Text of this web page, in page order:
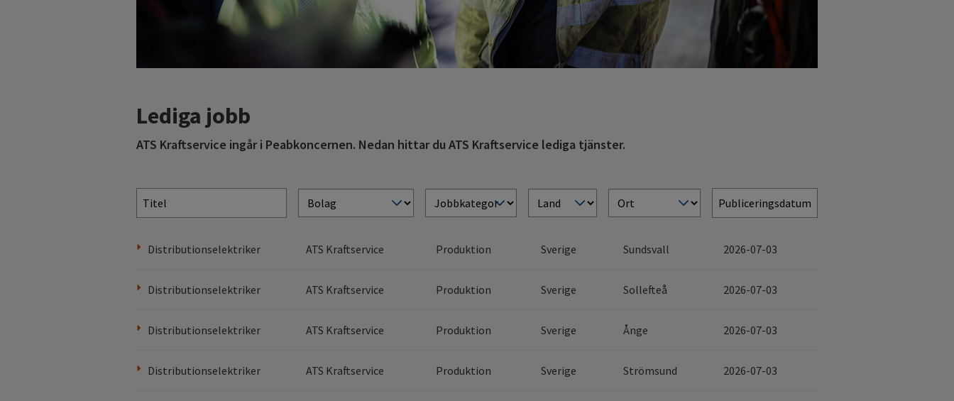
Lediga jobb
ATS Kraftservice ingår i Peabkoncernen. Nedan hittar du ATS Kraftservice lediga tjänster.
Titel Publiceringsdatum
Distributionselektriker ATS Kraftservice Produktion Sverige Sundsvall 2026-07-03
Distributionselektriker ATS Kraftservice Produktion Sverige Sollefteå 2026-07-03
Distributionselektriker ATS Kraftservice Produktion Sverige Ånge 2026-07-03
Distributionselektriker ATS Kraftservice Produktion Sverige Strömsund 2026-07-03